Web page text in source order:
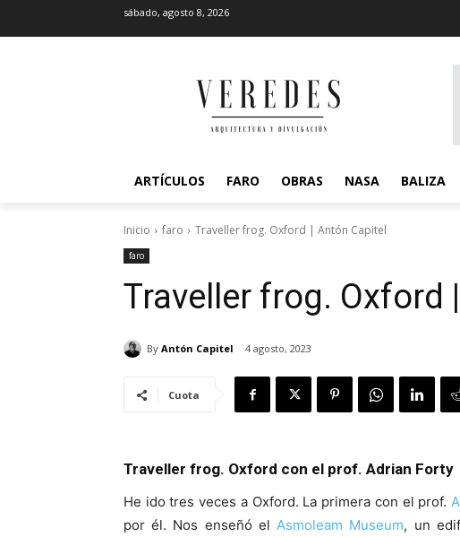
sábado, agosto 8, 2026
ARTÍCULOS FARO OBRAS NASA BALIZA
Inicio faro Traveller frog. Oxford | Antón Capitel
faro
Traveller frog. Oxford
By Antón Capitel 4 agosto, 2023
Cuota
Traveller frog. Oxford con el prof. Adrian Forty
He ido tres veces a Oxford. La primera con el prof.
por él. Nos enseñó elAsmoleam Museum, un